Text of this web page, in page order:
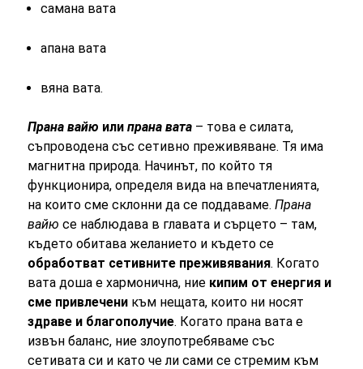
самана вата
апана вата
вяна вата.
Прана вайю илипрана вата – това е силата,
съпроводена със сетивно преживяване. Тя има
магнитна природа. Начинът, по който тя
функционира, определя вида на впечатленията,
на които сме склонни да се поддаваме.Прана
вайю се наблюдава в главата и сърцето – там,
където обитава желанието и където се
обработват сетивните преживявания. Когато
вата доша е хармонична, ние кипим от енергия и
сме привлечени към нещата, които ни носят
здраве и благополучие. Когато прана вата е
извън баланс, ние злоупотребяваме със
сетивата си и като че ли сами се стремим към